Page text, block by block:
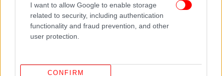
I want to allow Google to enable storage
related to security, including authentication
functionality and fraud prevention, and other
user protection.
CONFIRM